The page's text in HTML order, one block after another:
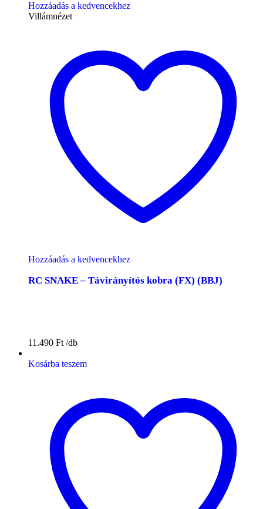
Hozzáadás a kedvencekhez
Villámnézet
Hozzáadás a kedvencekhez
RC SNAKE – Távirányítós kobra (FX) (BBJ)
11.490 Ft
Kosárba teszem